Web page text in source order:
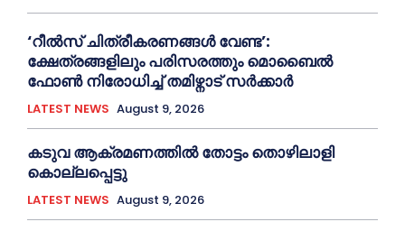
‘റീല്‍സ് ചിത്രീകരണങ്ങള്‍ വേണ്ട’:
ക്ഷേത്രങ്ങളിലും പരിസരത്തും മൊബൈല്‍
ഫോണ്‍ നിരോധിച്ച്‌ തമിഴ്നാട് സര്‍ക്കാര്‍
LATEST NEWS August 9, 2026
കടുവ ആക്രമണത്തില്‍ തോട്ടം തൊഴിലാളി
കൊല്ലപ്പെട്ടു
LATEST NEWS August 9, 2026